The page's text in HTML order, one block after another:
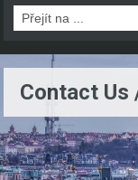
Contact